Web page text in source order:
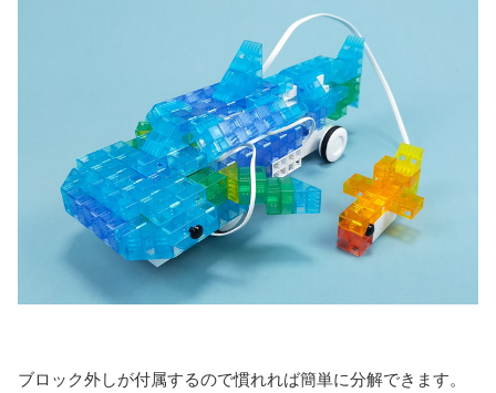
ブロック外しが付属するので慣れれば簡単に分解できます。